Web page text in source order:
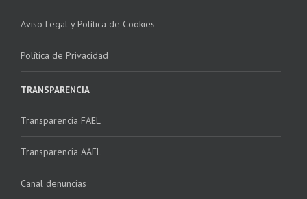
Aviso Legal y Política de Cookies
Política de Privacidad
TRANSPARENCIA
Transparencia FAEL
Transparencia AAEL
Canal denuncias